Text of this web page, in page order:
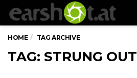
HOME TAG ARCHIVE
TAG: STRUNG OUT